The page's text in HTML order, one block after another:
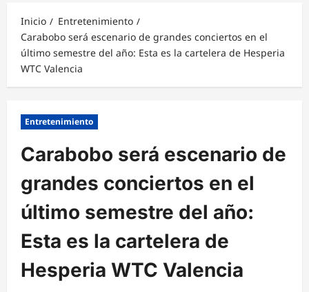
Inicio
Entretenimiento
Carabobo será escenario de grandes conciertos en el
último semestre del año: Esta es la cartelera de Hesperia
WTC Valencia
Entretenimiento
Carabobo será escenario de
grandes conciertos en el
último semestre del año:
Esta es la cartelera de
Hesperia WTC Valencia